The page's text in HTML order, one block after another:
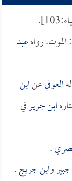
الموت. رواهعبد
العوفيعنابن
ابن جريرفي
.
وابن جريج.